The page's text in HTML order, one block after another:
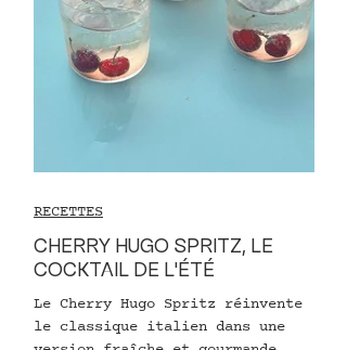
CHERRY HUGO SPRITZ, LE
COCKTAIL DE L'ÉTÉ
Le Cherry Hugo Spritz réinvente
le classique italien dans une
RECETTES